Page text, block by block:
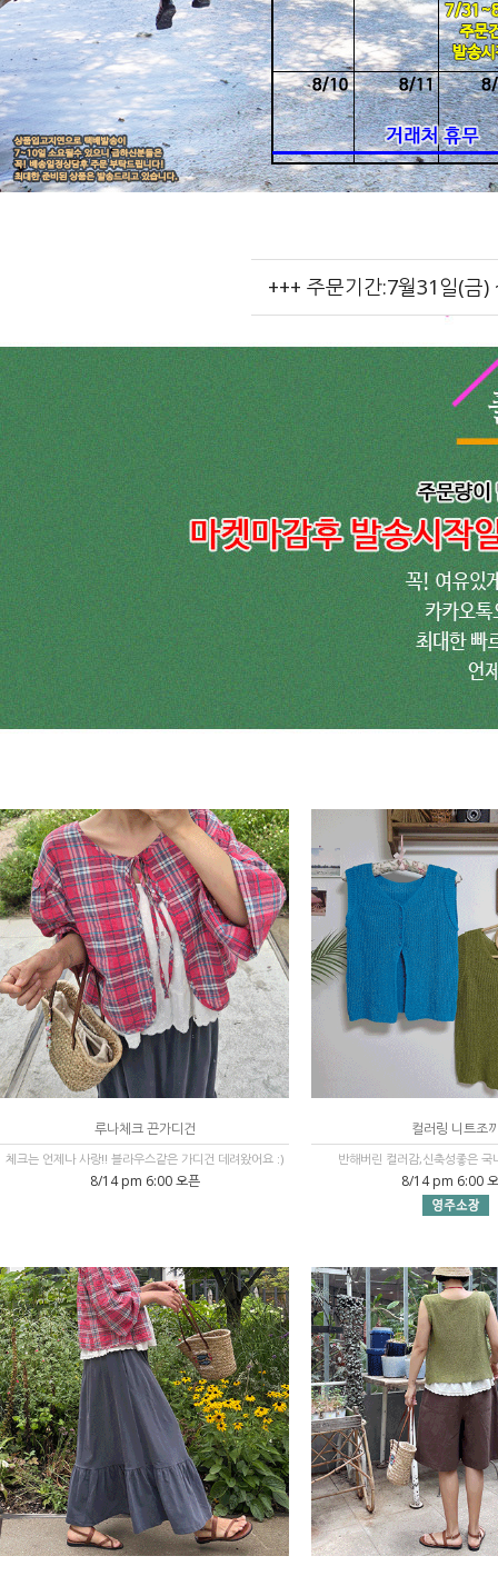
+++ 주문기간:7월31일(금
루나체크 끈가디건
체크는 언제나 사랑!! 블라우스같은 가디건 데려왔어요 :)
8/14 pm 6:00 오픈
컬러링 니트조
반해버린 컬러감,신축성좋은 국
8/14 pm 6:00